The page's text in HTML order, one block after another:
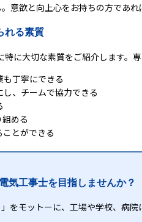
意欲と向上心をお持ちの方であれ
れる素質
に大切な素質をご紹介します。
丁寧にできる
、チームで協力できる
める
とができる
気工事士を目指しませんか？
をモットーに、工場や学校、病